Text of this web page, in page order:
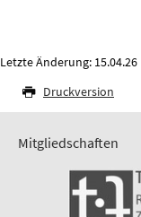
Letzte Änderung: 15.04.26
Druckversion
Mitgliedschaften